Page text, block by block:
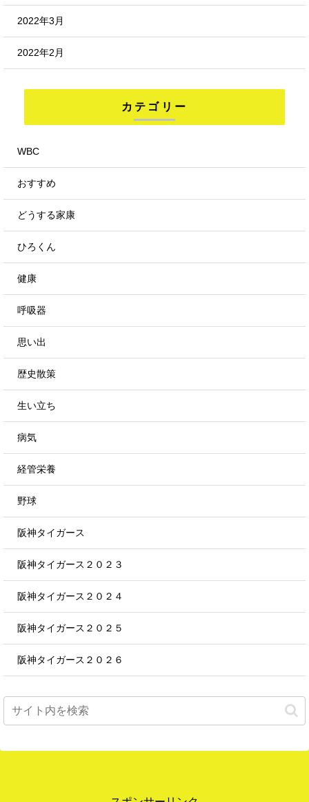
2022年3月
2022年2月
カテゴリー
WBC
おすすめ
どうする家康
ひろくん
健康
呼吸器
思い出
歴史散策
生い立ち
病気
経管栄養
野球
阪神タイガース
阪神タイガース２０２３
阪神タイガース２０２４
阪神タイガース２０２５
阪神タイガース２０２６